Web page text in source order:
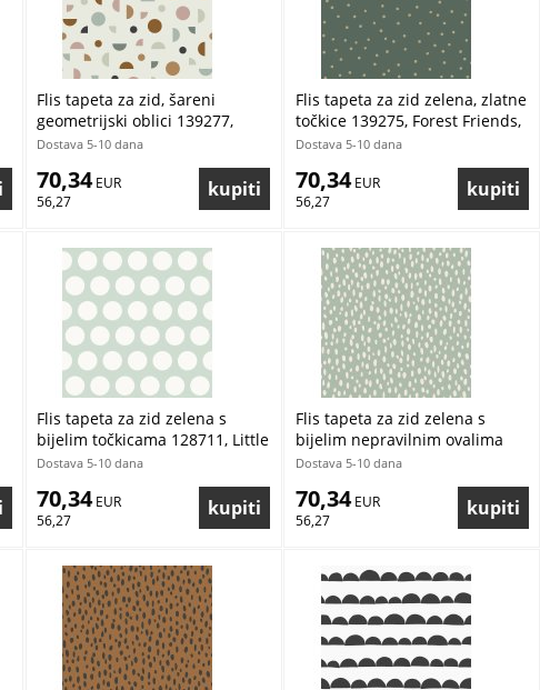
Flis tapeta za zid, šareni
geometrijski oblici 139277,
Forest Friends, Esta
Dostava 5-10 dana
70,34 EUR
56,27
Flis tapeta za zid zelena, zlatne
točkice 139275, Forest Friends,
Esta
Dostava 5-10 dana
70,34 EUR
56,27
Flis tapeta za zid zelena s
bijelim točkicama 128711, Little
Bandits, Esta
Dostava 5-10 dana
70,34 EUR
56,27
Flis tapeta za zid zelena s
bijelim nepravilnim ovalima
139256, Forest Friends, Esta
Dostava 5-10 dana
70,34 EUR
56,27